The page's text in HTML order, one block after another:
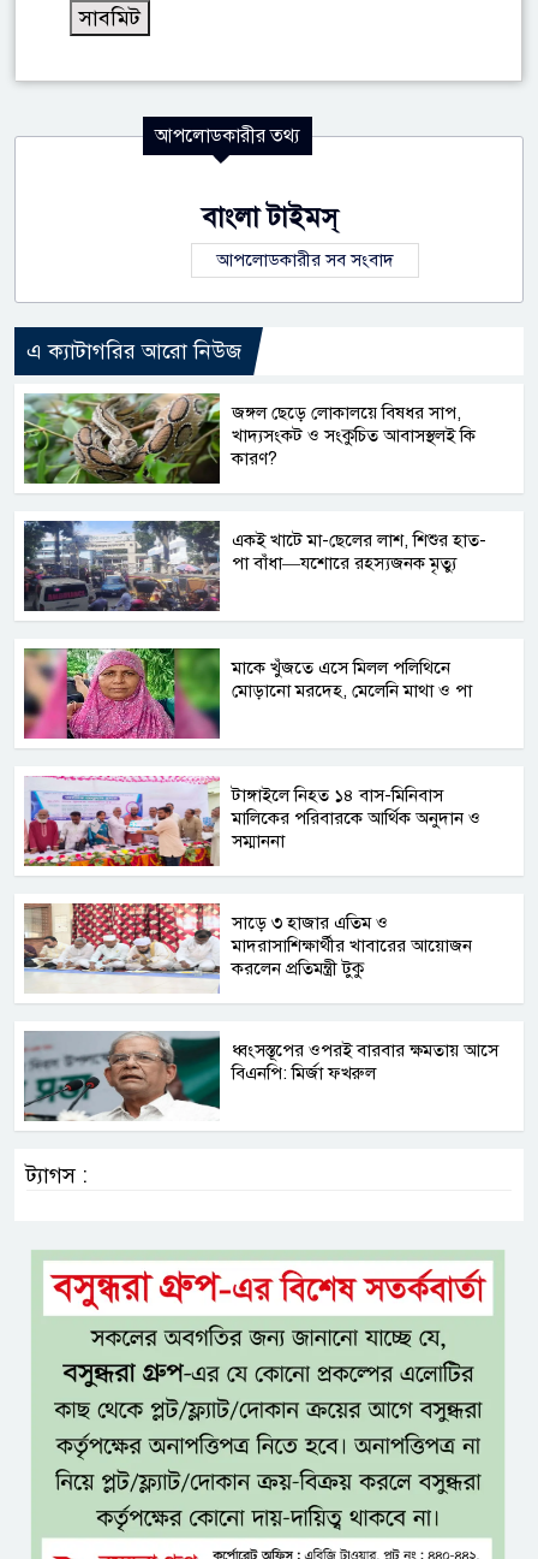
আপলোডকারীর তথ্য
বাংলা টাইমস্
আপলোডকারীর সব সংবাদ
এ ক্যাটাগরির আরো নিউজ
জঙ্গল ছেড়ে লোকালয়ে বিষধর সাপ,
খাদ্যসংকট ও সংকুচিত আবাসস্থলই কি
কারণ?
একই খাটে মা-ছেলের লাশ, শিশুর হাত-
পা বাঁধা—যশোরে রহস্যজনক মৃত্যু
মাকে খুঁজতে এসে মিলল পলিথিনে
মোড়ানো মরদেহ, মেলেনি মাথা ও পা
টাঙ্গাইলে নিহত ১৪ বাস-মিনিবাস
মালিকের পরিবারকে আর্থিক অনুদান ও
সম্মাননা
সাড়ে ৩ হাজার এতিম ও
মাদরাসাশিক্ষার্থীর খাবারের আয়োজন
করলেন প্রতিমন্ত্রী টুকু
ধ্বংসস্তূপের ওপরই বারবার ক্ষমতায় আসে
বিএনপি: মির্জা ফখরুল
ট্যাগস :